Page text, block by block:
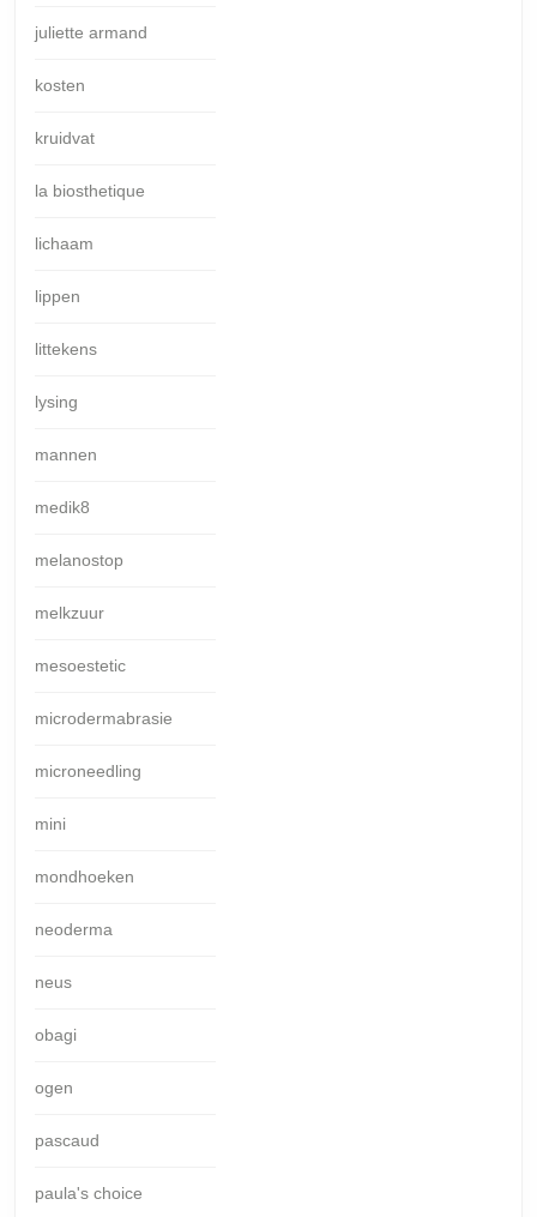
juliette armand
kosten
kruidvat
la biosthetique
lichaam
lippen
littekens
lysing
mannen
medik8
melanostop
melkzuur
mesoestetic
microdermabrasie
microneedling
mini
mondhoeken
neoderma
neus
obagi
ogen
pascaud
paula's choice